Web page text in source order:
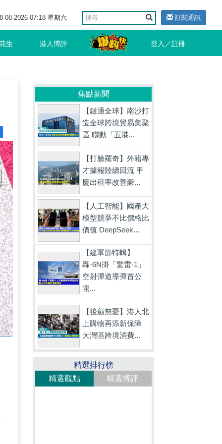
08-2026 07:18 星期六 訂閱通訊
生 港人博評 登入／註冊
焦點新聞
【鏈通全球】南沙打
造全球跨境貿易集聚
區 聯動「五港...
【打臉羅奇】外籍專
才據報陸續回流 甲
廈出租率改善豪...
【人工智能】國產大
模型競爭不比價格比
價值 DeepSeek...
【建軍節特輯】
轟-6N掛「驚雷-1」
空射彈道導彈首公
開...
【後顧無憂】港人北
上購物再添新保障
大灣區跨境消費...
精選排行榜
精選觀點
精選博評